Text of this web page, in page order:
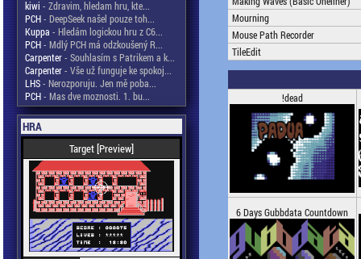
kiwi - Zdravim, hledam hru, kte...
PCH- DeepSeek našel pouze toh...
Kuppa - Hledám logickou hru z C6...
PCH- Mdlý PCH má odzkoušený R...
Carpenter- Souhlasím s Patrikem a k...
Carpenter- Vše už funguje ke spokoj...
LHS- Nerozporuju. Jen mě poba...
PCH- Mas dve moznosti. 1. bu...
HRA
Target [Preview]
Mourning
Mouse Path Recorder
TileEdit
!dead
6 Days Gubbdata Countdown